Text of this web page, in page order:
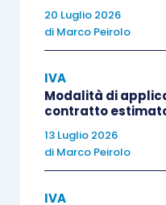
sancito in più
dell’Unione europea
reverse charge,
obblighi formali non
violazione del
cui si è sempre
20 Luglio 2026
di Marco Peirolo
IVA
Modalità di
contratto
13 Luglio 2026
di Marco Peirolo
IVA